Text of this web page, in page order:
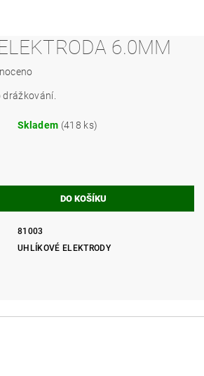
6.0MM
Skladem (418 ks)
81003
UHLÍKOVÉ ELEKTRODY